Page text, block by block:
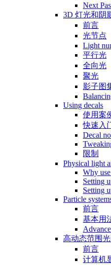
Next
3D 灯光和阴
前言
光节点
Light
平行光
全向光
聚光
影子图
Using decals
使用案
快速入
Decal
限制
Physical light
Why
Setting
Setting
Particle
前言
基本用
高动态范围
前言
计算机